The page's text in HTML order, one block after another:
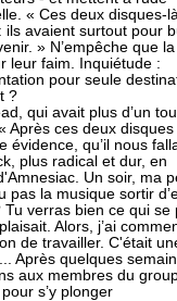
« Ces deux disques-
ils avaient surtout pour
» N’empêche que la
leur faim. Inquiétude :
pour seule
?
qui avait plus d’un
Après ces deux disques
évidence, qu’il nous
plus radical et dur, en
Un soir, ma
pas la musique sortir
verras bien ce qui se
Alors, j’ai
de travailler. C'était
Après quelques
aux membres du
s’y plonger